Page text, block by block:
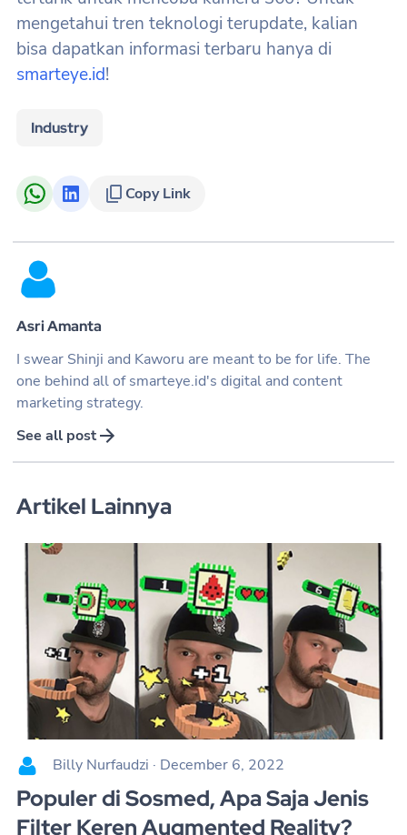
mengetahui tren teknologi terupdate, kalian
bisa dapatkan informasi terbaru hanya di
smarteye.id!
Industry
Copy Link
Asri Amanta
I swear Shinji and Kaworu are meant to be for life. The
one behind all of smarteye.id's digital and content
marketing strategy.
See all post
Artikel Lainnya
Billy Nurfaudzi · December 6, 2022
Populer di Sosmed, Apa Saja Jenis
Filter Keren Augmented Reality?